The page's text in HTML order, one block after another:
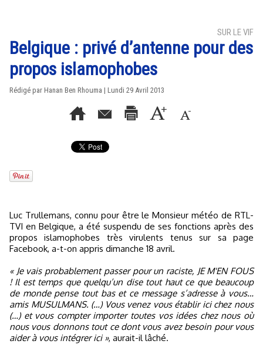
SUR LE VIF
Belgique : privé d’antenne pour des
propos islamophobes
Rédigé par Hanan Ben Rhouma | Lundi 29 Avril 2013
Luc Trullemans, connu pour être le Monsieur météo de RTL-
TVI en Belgique, a été suspendu de ses fonctions après des
propos islamophobes très virulents tenus sur sa page
Facebook, a-t-on appris dimanche 18 avril.
« Je vais probablement passer pour un raciste, JE M'EN FOUS
! Il est temps que quelqu’un dise tout haut ce que beaucoup
de monde pense tout bas et ce message s’adresse à vous…
amis MUSULMANS. (…) Vous venez vous établir ici chez nous
(…) et vous compter importer toutes vos idées chez nous où
nous vous donnons tout ce dont vous avez besoin pour vous
aider à vous intégrer ici », aurait-il lâché.